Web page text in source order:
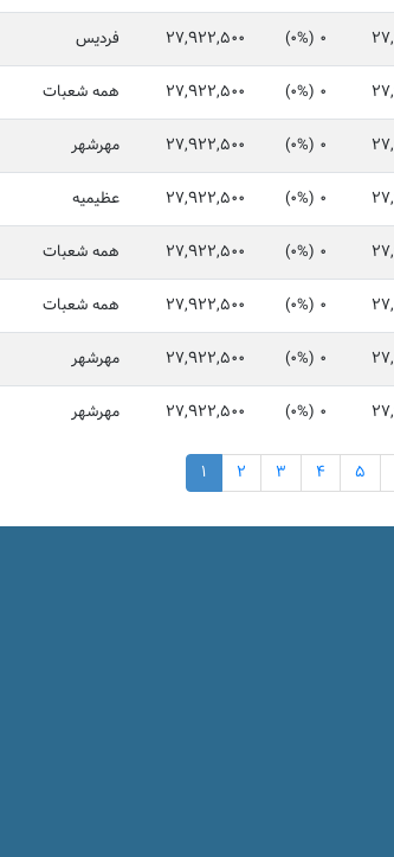
0 (0%)
27,922,500 فردیس
0 (0%)
27,922,500 همه شعبات
0 (0%)
27,922,500 مهرشهر
0 (0%)
27,922,500 عظیمیه
0 (0%)
27,922,500 همه شعبات
0 (0%)
27,922,500 همه شعبات
0 (0%)
27,922,500 مهرشهر
0 (0%)
27,922,500 مهرشهر
1 2 3 4 5